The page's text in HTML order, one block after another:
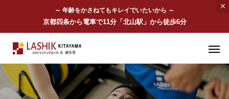
～ 年齢をかさねてもキレイでいたいから ～
京都四条から電車で11分「北山駅」から徒歩6分